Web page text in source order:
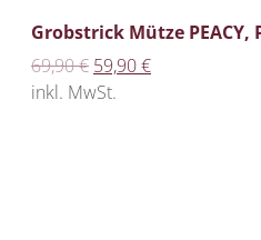
Grobstrick Mütze
69,90€ Ursprünglicher Preis
59,90€Aktueller
inkl. MwSt.